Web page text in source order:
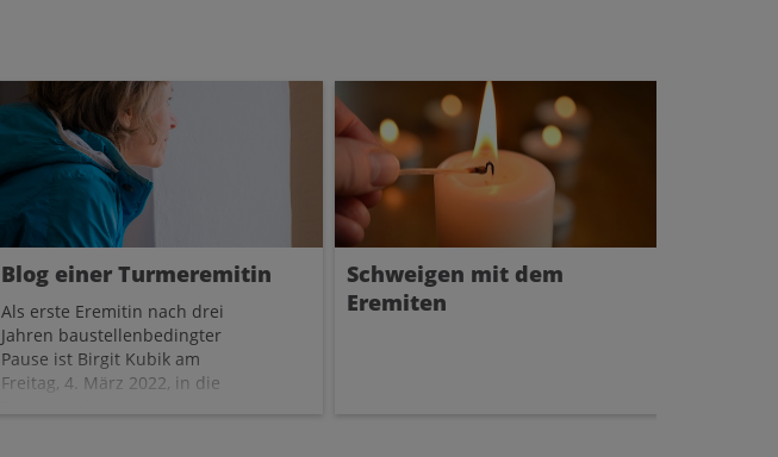
Blog einer Turmeremitin
Als erste Eremitin nach drei
Jahren baustellenbedingter
Pause ist Birgit Kubik am
Freitag, 4. März 2022, in die
Schweigen mit dem
Eremiten